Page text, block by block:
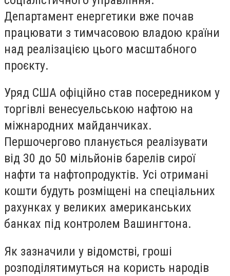
Департамент енергетики вже почав
працювати з тимчасовою владою країни
над реалізацією цього масштабного
проєкту.
Уряд США офіційно став посередником у
торгівлі венесуельською нафтою на
міжнародних майданчиках.
Першочергово планується реалізувати
від 30 до 50 мільйонів барелів сирої
нафти та нафтопродуктів. Усі отримані
кошти будуть розміщені на спеціальних
рахунках у великих американських
банках під контролем Вашингтона.
Як зазначили у відомстві, гроші
розподілятимуться на користь народів